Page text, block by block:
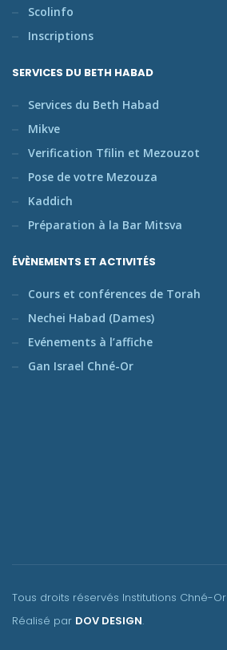
Scolinfo
Inscriptions
SERVICES DU BETH HABAD
Services du Beth Habad
Mikve
Verification Tfilin et Mezouzot
Pose de votre Mezouza
Kaddich
Préparation à la Bar Mitsva
ÉVÈNEMENTS ET ACTIVITÉS
Cours et conférences de Torah
Nechei Habad (Dames)
Evénements à l’affiche
Gan Israel Chné-Or
Tous droits réservés Institutions Chné-Or
Réalisé par DOV DESIGN.